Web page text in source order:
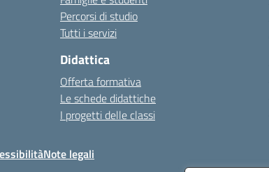
Percorsi di studio
Tutti i servizi
Didattica
Offerta formativa
Le schede didattiche
I progetti delle classi
Note legali